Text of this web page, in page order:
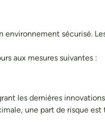
sécurisé.
aux mesures suivantes :
les dernières
une part de risque